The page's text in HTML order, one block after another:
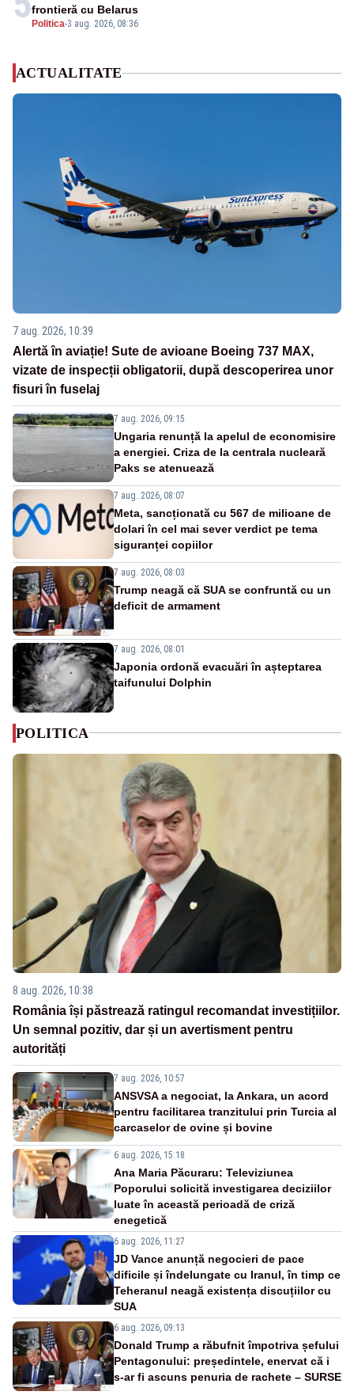
Politica-3 aug. 2026, 08:36
frontieră cu Belarus
ACTUALITATE
7 aug. 2026, 10:39
Alertă în aviație! Sute de avioane Boeing 737 MAX,
vizate de inspecții obligatorii, după descoperirea unor
fisuri în fuselaj
7 aug. 2026, 09:15
Ungaria renunță la apelul de economisire
a energiei. Criza de la centrala nucleară
Paks se atenuează
7 aug. 2026, 08:07
Meta, sancționată cu 567 de milioane de
dolari în cel mai sever verdict pe tema
siguranței copiilor
7 aug. 2026, 08:03
Trump neagă că SUA se confruntă cu un
deficit de armament
7 aug. 2026, 08:01
Japonia ordonă evacuări în așteptarea
taifunului Dolphin
POLITICA
8 aug. 2026, 10:38
România își păstrează ratingul recomandat investițiilor.
Un semnal pozitiv, dar și un avertisment pentru
autorități
7 aug. 2026, 10:57
ANSVSA a negociat, la Ankara, un acord
pentru facilitarea tranzitului prin Turcia al
carcaselor de ovine și bovine
6 aug. 2026, 15:18
Ana Maria Păcuraru: Televiziunea
Poporului solicită investigarea deciziilor
luate în această perioadă de criză
enegetică
6 aug. 2026, 11:27
JD Vance anunță negocieri de pace
dificile și îndelungate cu Iranul, în timp ce
Teheranul neagă existența discuțiilor cu
SUA
6 aug. 2026, 09:13
Donald Trump a răbufnit împotriva șefului
Pentagonului: președintele, enervat că i
s-ar fi ascuns penuria de rachete – SURSE